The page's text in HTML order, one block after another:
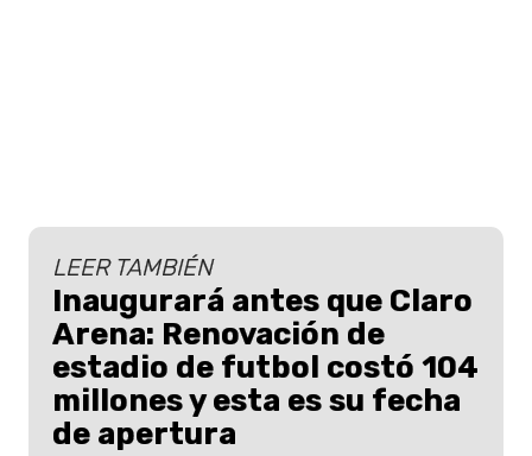
LEER TAMBIÉN
Inaugurará antes que Claro
Arena: Renovación de
estadio de futbol costó 104
millones y esta es su fecha
de apertura